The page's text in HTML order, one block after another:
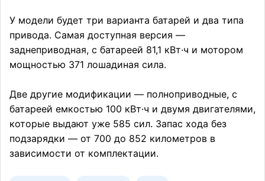
У модели будет три варианта батарей и два типа
привода. Самая доступная версия —
заднеприводная, с батареей 81,1 кВт·ч и мотором
мощностью 371 лошадиная сила.
Две другие модификации — полноприводные, с
батареей емкостью 100 кВт·ч и двумя двигателями,
которые выдают уже 585 сил. Запас хода без
подзарядки — от 700 до 852 километров в
зависимости от комплектации.